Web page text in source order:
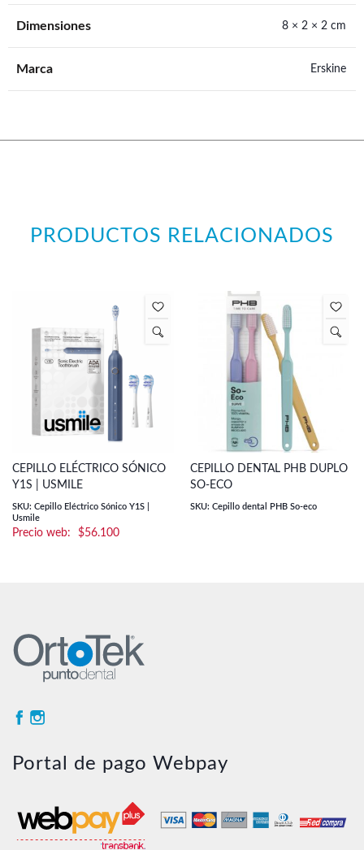
Dimensiones 8 × 2 × 2 cm
Marca Erskine
PRODUCTOS RELACIONADOS
CEPILLO ELÉCTRICO SÓNICO
Y1S | USMILE
SKU: Cepillo Eléctrico Sónico Y1S |
Usmile
$56.100
CEPILLO DENTAL PHB DUPLO
SO-ECO
SKU: Cepillo dental PHB So-eco
Portal de pago Webpay